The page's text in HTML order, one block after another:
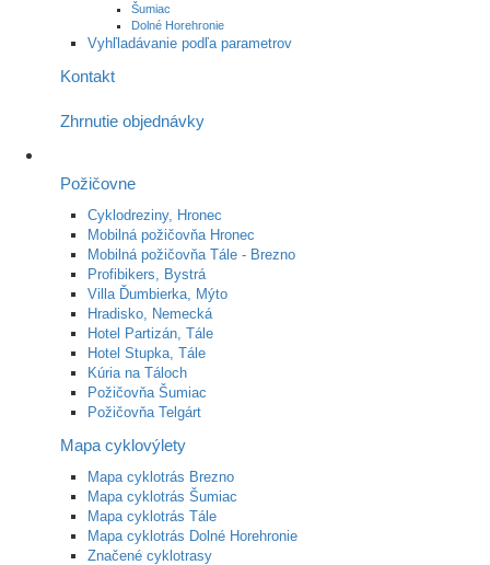
Šumiac
Dolné Horehronie
Vyhľladávanie podľa parametrov
Kontakt
Zhrnutie objednávky
Požičovne
Cyklodreziny, Hronec
Mobilná požičovňa Hronec
Mobilná požičovňa Tále - Brezno
Profibikers, Bystrá
Villa Ďumbierka, Mýto
Hradisko, Nemecká
Hotel Partizán, Tále
Hotel Stupka, Tále
Kúria na Táloch
Požičovňa Šumiac
Požičovňa Telgárt
Mapa cyklovýlety
Mapa cyklotrás Brezno
Mapa cyklotrás Šumiac
Mapa cyklotrás Tále
Mapa cyklotrás Dolné Horehronie
Značené cyklotrasy